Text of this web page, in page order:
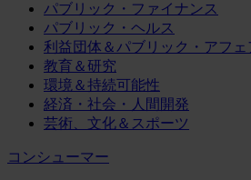
パブリック・ファイナンス
パブリック・ヘルス
利益団体＆パブリック・アフェ
教育＆研究
環境＆持続可能性
経済・社会・人間開発
芸術、文化＆スポーツ
コンシューマー